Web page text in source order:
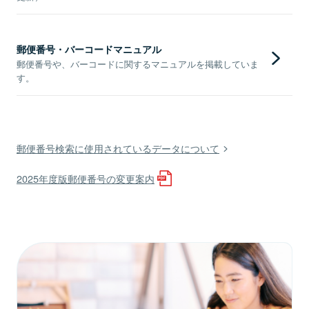
郵便番号・バーコードマニュアル
郵便番号や、バーコードに関するマニュアルを掲載していま
す。
郵便番号検索に使用されているデータについて
2025年度版郵便番号の変更案内